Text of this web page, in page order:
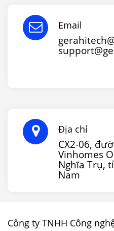
Email
Địa chỉ
CX2-06,
Vinhomes
Nghĩa Trụ,
Nam
Công ty TNHH Công